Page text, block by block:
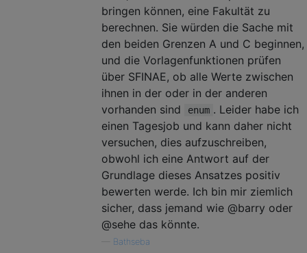
bringen können, eine Fakultät zu
berechnen. Sie würden die Sache mit
den beiden Grenzen A und C beginnen,
und die Vorlagenfunktionen prüfen
über SFINAE, ob alle Werte zwischen
ihnen in der oder in der anderen
vorhanden sind
enum . Leider habe ich
einen Tagesjob und kann daher nicht
versuchen, dies aufzuschreiben,
obwohl ich eine Antwort auf der
Grundlage dieses Ansatzes positiv
bewerten werde. Ich bin mir ziemlich
sicher, dass jemand wie @barry oder
@sehe das könnte.
Bathseba